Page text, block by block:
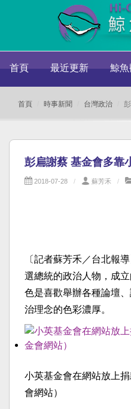
首頁 最近更新 鯨
首頁 時事新聞 台灣政治
彭扁謝蔡 基金會多靠
2018-07-28 蘇芳禾
〔記者蘇芳禾／台北報
選總統的政治人物，成
色是喜歡舉辦各種論壇
治理念的色彩濃厚。
小英基金會在網站放上
會網站）